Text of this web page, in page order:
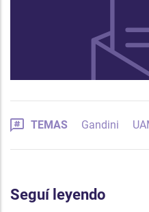
TEMAS Gandini
Seguí leyendo